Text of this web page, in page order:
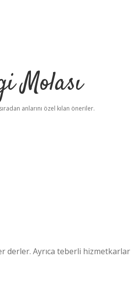
Molası
anlarını özel kılan öneriler.
derler. Ayrıca teberli hizmetkarlar